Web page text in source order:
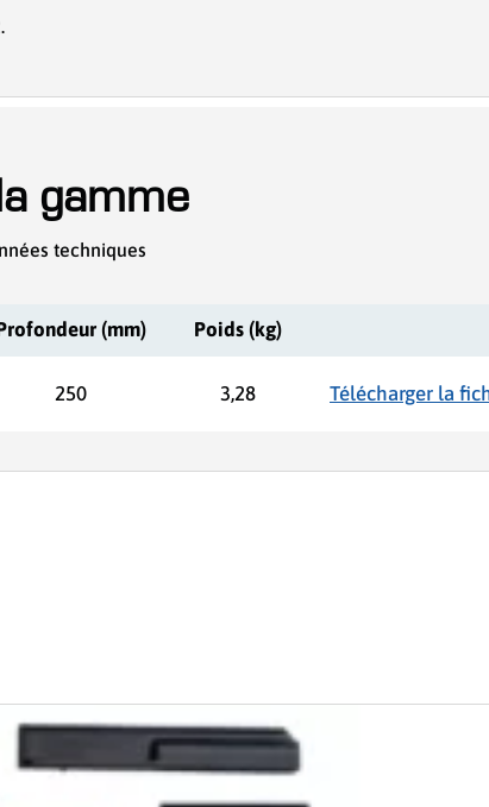
gamme
techniques
(mm) Poids (kg)
250 3,28 Télécharger la